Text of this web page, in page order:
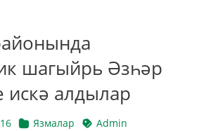
шагыйрь Әзһәр
искә алдылар
Язмалар Admin